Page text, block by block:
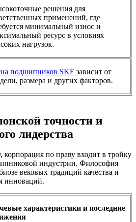
решения для
применений, где
минимальный износ и
ресурс в условиях
нагрузок.
подшипников SKF зависит от
размера и других факторов.
точности и
лидерства
корпорация по праву входит в тройку
индустрии. Философия
вековых традиций качества и
инноваций.
характеристики и последние